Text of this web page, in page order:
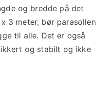
og bredde på det
3 meter, bør parasollen
til alle. Det er også
og stabilt og ikke